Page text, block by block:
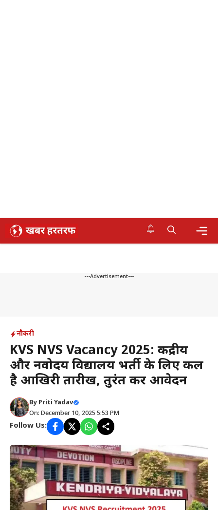
Skip
---Advertisement---
नौकरी
KVS NVS Vacancy 2025: केंद्रीय
और नवोदय विद्यालय भर्ती के लिए कल
है आखिरी तारीख, तुरंत करें आवेदन
By Priti Yadav
On: December 10, 2025 5:53 PM
Follow Us: